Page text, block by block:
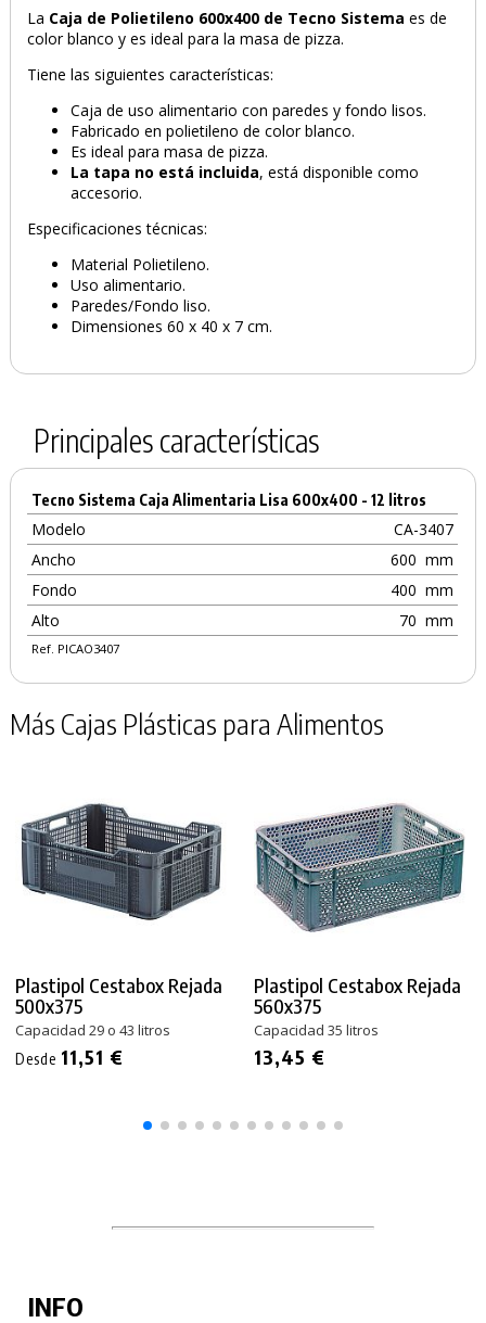
PRODUCTO AÑADIDO AL CARRITO
La Caja de Polietileno 600x400 de Tecno Sistema es de
color blanco y es ideal para la masa de pizza.
Tiene las siguientes características:
Caja de uso alimentario con paredes y fondo lisos.
Fabricado en polietileno de color blanco.
Es ideal para masa de pizza.
La tapa no está incluida, está disponible como
accesorio.
Especificaciones técnicas:
Material Polietileno.
Uso alimentario.
Paredes/Fondo liso.
Dimensiones 60 x 40 x 7 cm.
Principales características
Tecno Sistema Caja Alimentaria Lisa 600x400 - 12 litros
Modelo
CA-3407
Ancho
600 mm
Fondo
400 mm
Alto
70 mm
Ref. PICAO3407
Más Cajas Plásticas para Alimentos
Plastipol Cestabox Rejada
500x375
Capacidad 29 o 43 litros
Desde 11,51 €
Plastipol Cestabox Rejada
560x375
Capacidad 35 litros
13,45 €
INFO